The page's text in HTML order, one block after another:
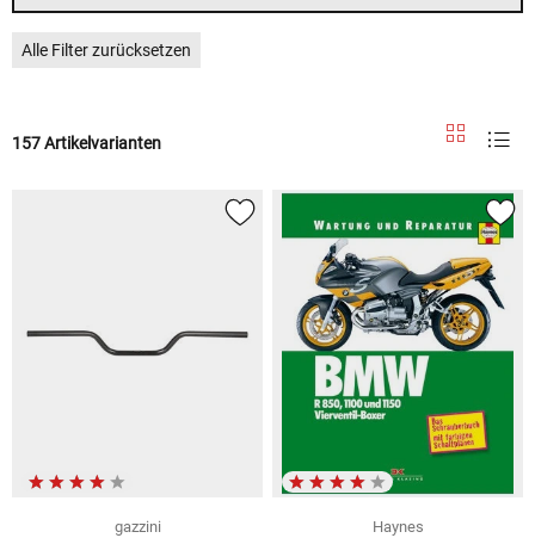
Alle Filter zurücksetzen
157 Artikelvarianten
gazzini
Haynes